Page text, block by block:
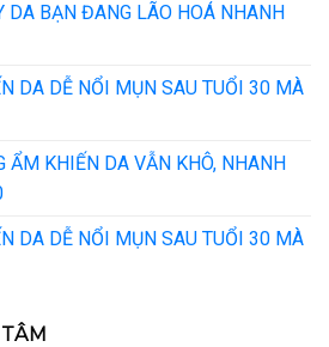
DA BẠN ĐANG LÃO HOÁ NHANH
DA DỄ NỔI MỤN SAU TUỔI 30 MÀ
KHIẾN DA VẪN KHÔ, NHANH
DA DỄ NỔI MỤN SAU TUỔI 30 MÀ